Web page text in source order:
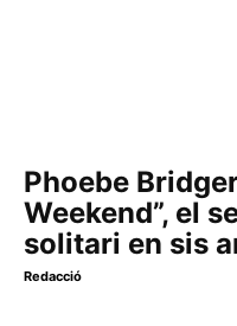
Phoebe
Weekend”, el
solitari en sis
Redacció